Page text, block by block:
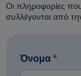
Οι πληροφορίες
συλλέγονται από
Όνομα *